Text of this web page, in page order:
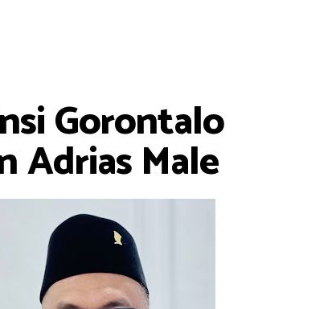
Gorontalo
Adrias Male